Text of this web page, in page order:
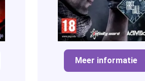
Meer informatie